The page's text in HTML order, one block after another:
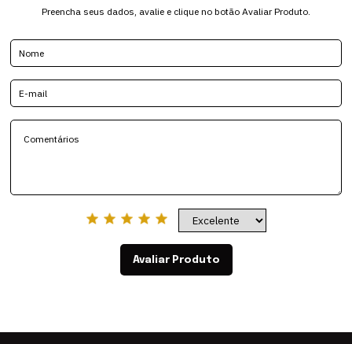
Preencha seus dados, avalie e clique no botão Avaliar Produto.
Avaliar Produto